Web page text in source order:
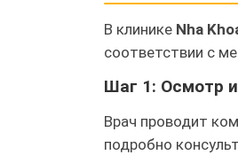
В клинике Nha
соответствии с
Шаг 1: Осмотр
Врач проводит
подробно